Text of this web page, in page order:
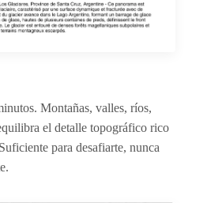
Montañas, valles, ríos,
el detalle topográfico rico
para desafiarte, nunca